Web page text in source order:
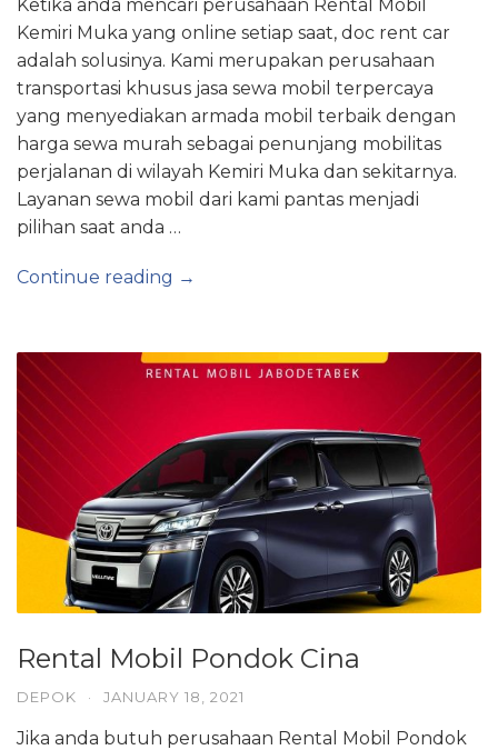
Ketika anda mencari perusahaan Rental Mobil
Kemiri Muka yang online setiap saat, doc rent car
adalah solusinya. Kami merupakan perusahaan
transportasi khusus jasa sewa mobil terpercaya
yang menyediakan armada mobil terbaik dengan
harga sewa murah sebagai penunjang mobilitas
perjalanan di wilayah Kemiri Muka dan sekitarnya.
Layanan sewa mobil dari kami pantas menjadi
pilihan saat anda …
Continue reading →
Rental Mobil Pondok Cina
DEPOK · JANUARY 18, 2021
Jika anda butuh perusahaan Rental Mobil Pondok